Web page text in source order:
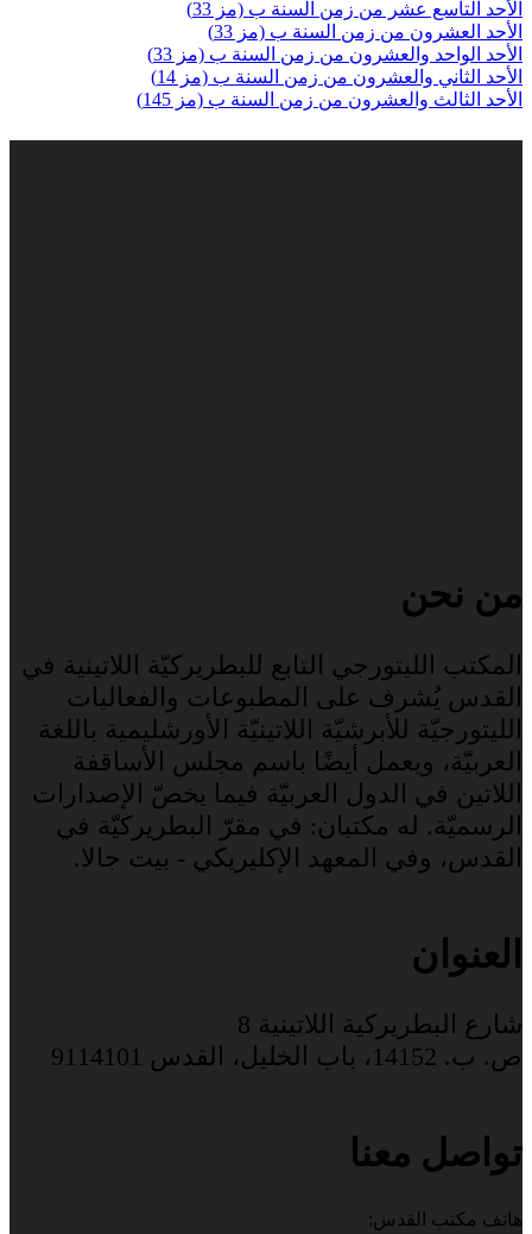
الأحد التاسع عشر من زمن السنة ب (مز 33)
الأحد العشرون من زمن السنة ب (مز 33)
الأحد الواحد والعشرون من زمن السنة ب (مز 33)
الأحد الثاني والعشرون من زمن السنة ب (مز 14)
الأحد الثالث والعشرون من زمن السنة ب (مز 145)
من نحن
المكتب الليتورجي التابع للبطريركيّة اللاتينية في
القدس يُشرف على المطبوعات والفعاليات
الليتورجيّة للأبرشيّة اللاتينيّة الأورشليمية باللغة
العربيّة، ويعمل أيضًا باسم مجلس الأساقفة
اللاتين في الدول العربيّة فيما يخصّ الإصدارات
الرسميّة. له مكتبان: في مقرّ البطريركيّة في
القدس، وفي المعهد الإكليريكي - بيت جالا.
العنوان
شارع البطريركية اللاتينية 8
ص. ب. 14152، باب الخليل، القدس 9114101
تواصل معنا
هاتف مكتب القدس: